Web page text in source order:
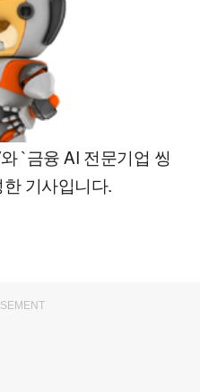
`금융 AI 전문기업 씽
기사입니다.